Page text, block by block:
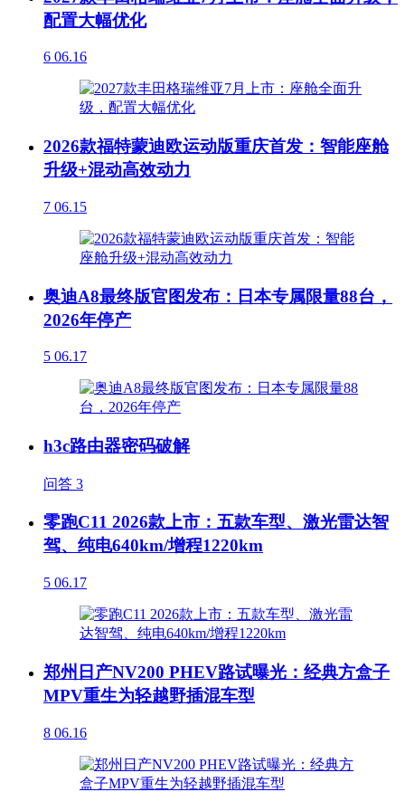
配置大幅优化
6 06.16
2026款福特蒙迪欧运动版重庆首发：智能座舱
升级+混动高效动力
7 06.15
奥迪A8最终版官图发布：日本专属限量88台，
2026年停产
5 06.17
h3c路由器密码破解
问答 3
零跑C11 2026款上市：五款车型、激光雷达智
驾、纯电640km/增程1220km
5 06.17
郑州日产NV200 PHEV路试曝光：经典方盒子
MPV重生为轻越野插混车型
8 06.16